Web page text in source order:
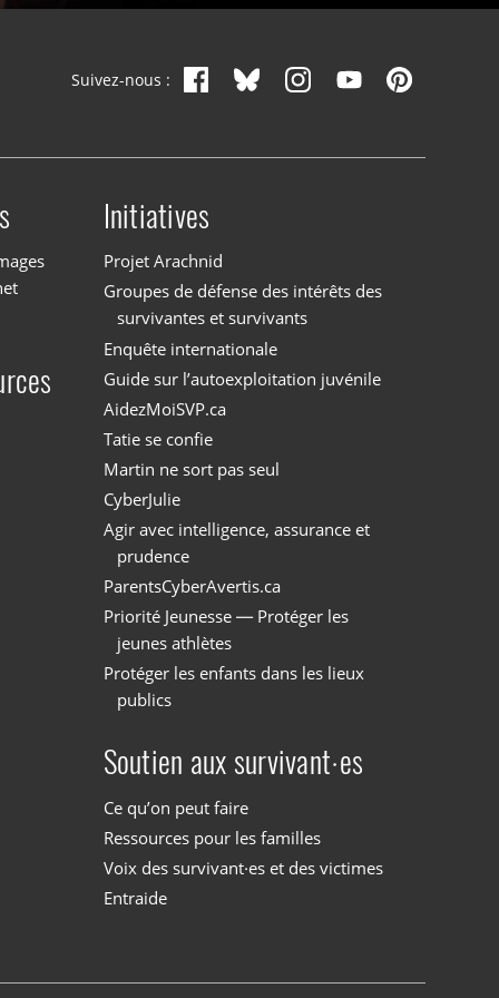
Suivez-nous :
Initiatives
Projet Arachnid
Groupes de défense des intérêts des
survivantes et survivants
Enquête internationale
Guide sur l’autoexploitation juvénile
AidezMoiSVP.ca
Tatie se confie
Martin ne sort pas seul
CyberJulie
Agir avec intelligence, assurance et
prudence
ParentsCyberAvertis.ca
Priorité Jeunesse — Protéger les
jeunes athlètes
Protéger les enfants dans les lieux
publics
Soutien aux survivant·es
Ce qu’on peut faire
Ressources pour les familles
Voix des survivant·es et des victimes
Entraide